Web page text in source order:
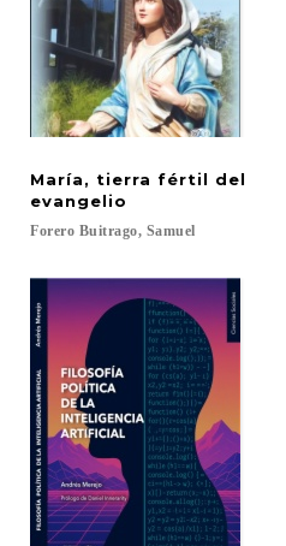
María, tierra fértil del
evangelio
Forero Buitrago, Samuel